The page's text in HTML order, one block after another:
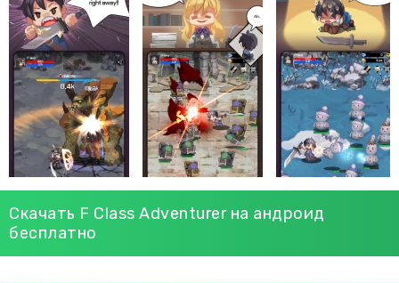
Скачать F Class Adventurer на андроид
бесплатно